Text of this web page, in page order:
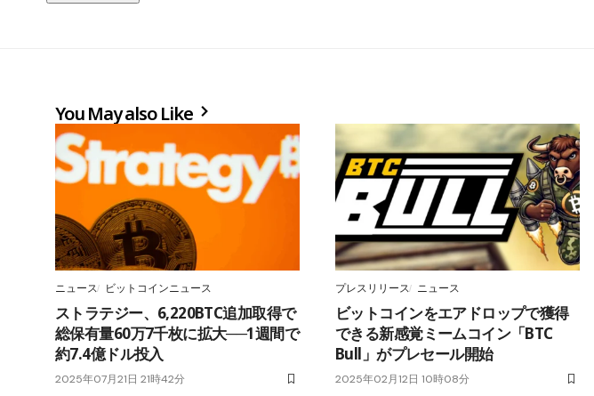
You May also Like
ニュース ビットコインニュース
ストラテジー、6,220BTC追加取得で
総保有量60万7千枚に拡大──1週間で
約7.4億ドル投入
2025年07月21日 21時42分
プレスリリース ニュース
ビットコインをエアドロップで獲得
できる新感覚ミームコイン「BTC
Bull」がプレセール開始
2025年02月12日 10時08分